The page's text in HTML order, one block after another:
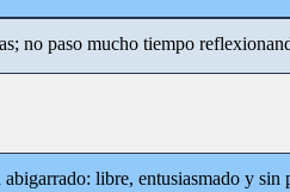
no paso mucho tiempo
libre, entusiasmado y sin